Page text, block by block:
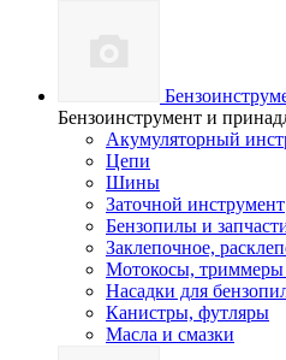
Бензоинструмент и
Акумуляторный
Цепи
Шины
Заточной инструмент
Бензопилы и
Заклепочное,
Мотокосы,
Насадки для
Канистры, футляры
Масла и смазки